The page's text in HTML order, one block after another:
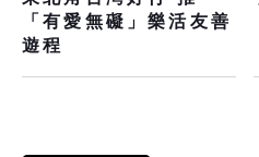
「有愛無礙」樂活友善
遊程